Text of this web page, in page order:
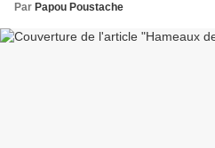
Par Papou Poustache